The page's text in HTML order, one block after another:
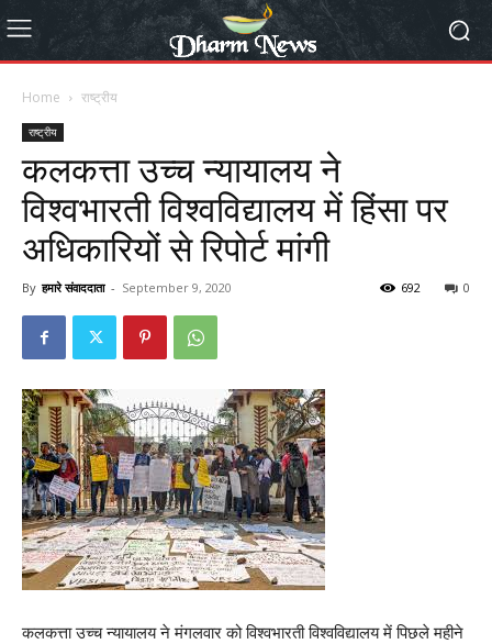
Home राष्ट्रीय
राष्ट्रीय
कलकत्ता उच्च न्यायालय ने
विश्वभारती विश्वविद्यालय में हिंसा पर
अधिकारियों से रिपोर्ट मांगी
By हमारे संवाददाता - September 9, 2020 0
692
कलकत्ता उच्च न्यायालय ने मंगलवार को विश्वभारती विश्वविद्यालय में पिछले महीने